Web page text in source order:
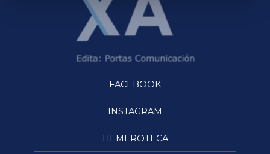
FACEBOOK
INSTAGRAM
HEMEROTECA